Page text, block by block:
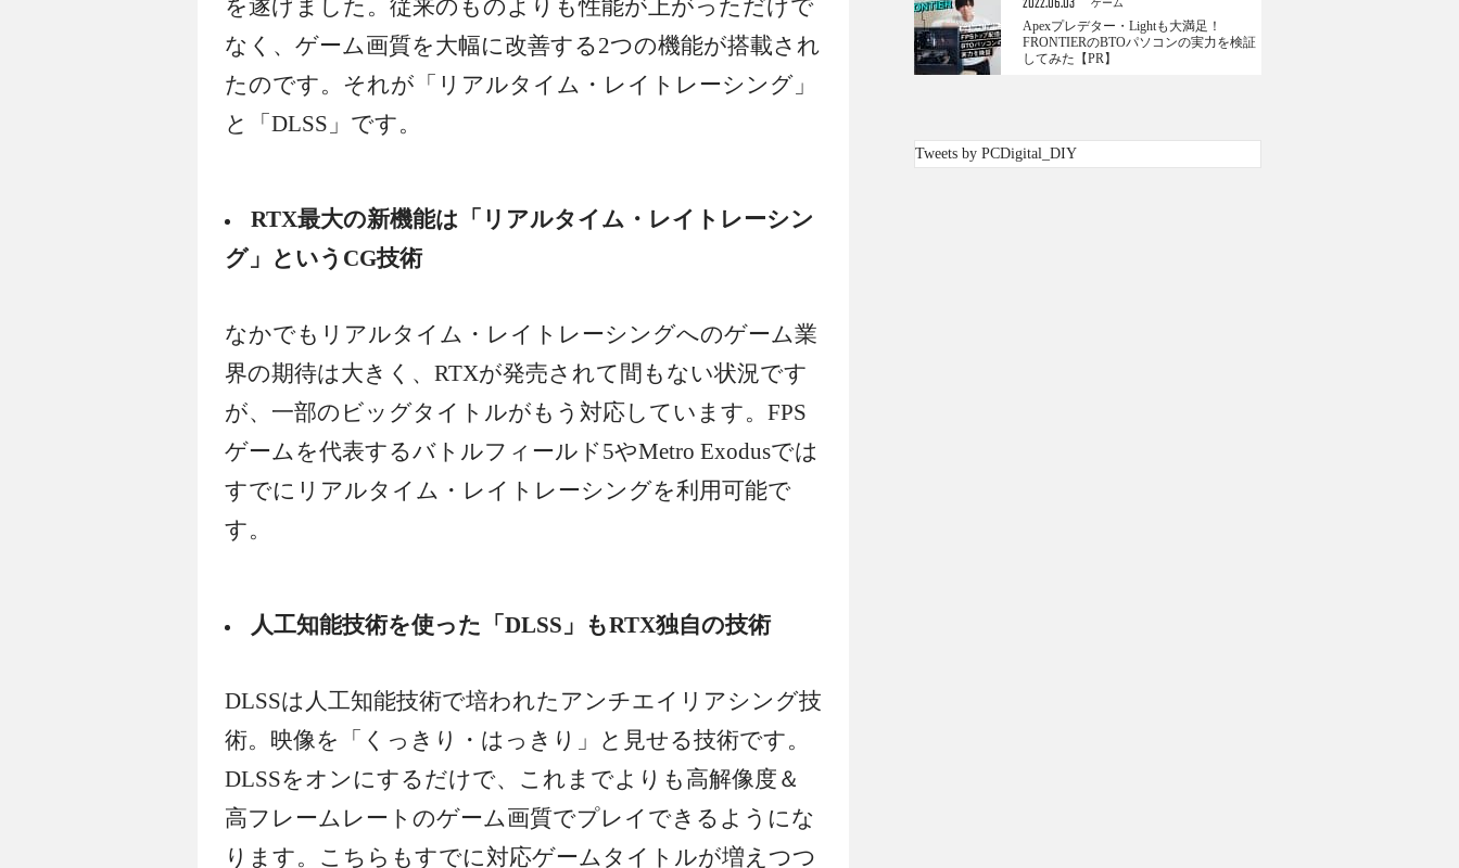
を遂げました。従来のものよりも性能が上がっただけで
なく、ゲーム画質を大幅に改善する2つの機能が搭載され
たのです。それが「リアルタイム・レイトレーシング」
と「DLSS」です。
RTX最大の新機能は「リアルタイム・レイトレーシン
グ」というCG技術
なかでもリアルタイム・レイトレーシングへのゲーム業
界の期待は大きく、RTXが発売されて間もない状況です
が、一部のビッグタイトルがもう対応しています。FPS
ゲームを代表するバトルフィールド5やMetro Exodusでは
すでにリアルタイム・レイトレーシングを利用可能で
す。
人工知能技術を使った「DLSS」もRTX独自の技術
DLSSは人工知能技術で培われたアンチエイリアシング技
術。映像を「くっきり・はっきり」と見せる技術です。
DLSSをオンにするだけで、これまでよりも高解像度＆
高フレームレートのゲーム画質でプレイできるようにな
ります。こちらもすでに対応ゲームタイトルが増えつつ
ゲーム
Apexプレデター・Lightも大満足！
FRONTIERのBTOパソコンの実力を検証
してみた【PR】
Tweets by PCDigital_DIY